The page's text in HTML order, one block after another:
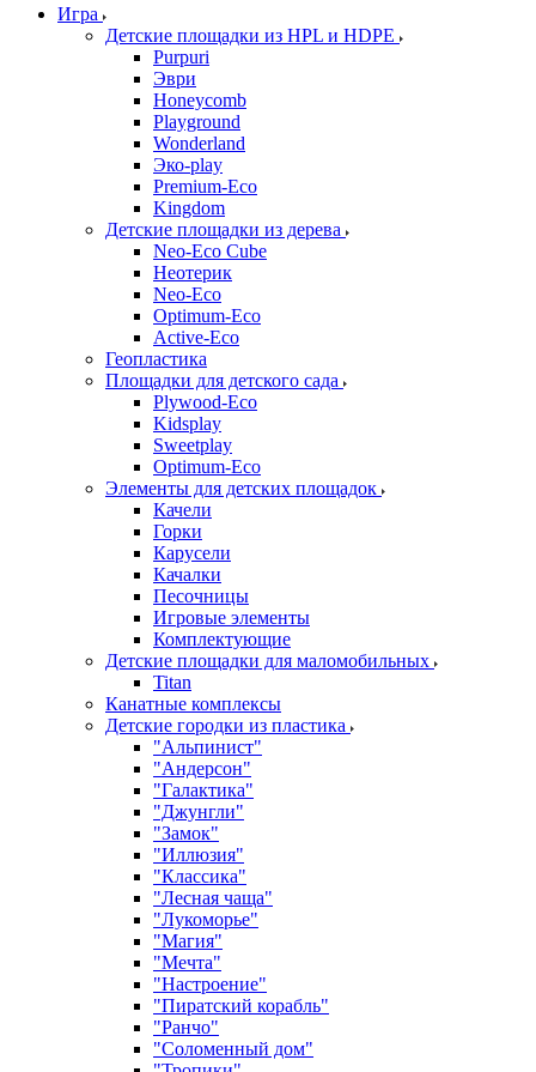
Игра
Детские площадки из HPL и HDPE
Purpuri
Эври
Honeycomb
Playground
Wonderland
Эко-play
Premium-Eco
Kingdom
Детские площадки из дерева
Neo-Eco Cube
Неотерик
Neo-Eco
Оptimum-Еco
Active-Eco
Геопластика
Площадки для детского сада
Plywood-Eco
Kidsplay
Sweetplay
Оptimum-Еco
Элементы для детских площадок
Качели
Горки
Карусели
Качалки
Песочницы
Игровые элементы
Комплектующие
Детские площадки для маломобильных
Titan
Канатные комплексы
Детские городки из пластика
"Альпинист"
"Андерсон"
"Галактика"
"Джунгли"
"Замок"
"Иллюзия"
"Классика"
"Лесная чаща"
"Лукоморье"
"Магия"
"Мечта"
"Настроение"
"Пиратский корабль"
"Ранчо"
"Соломенный дом"